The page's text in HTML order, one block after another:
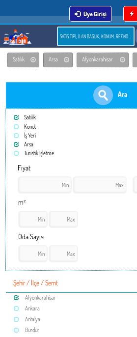
Üye Girişi
Satılık Arsa Afyonkarahisar
Ara
Satılık
Konut
İş Yeri
Arsa
Turistik İşletme
Fiyat
m²
Oda Sayısı
Şehir / İlçe / Semt
Afyonkarahisar
Ankara
Antalya
Burdur